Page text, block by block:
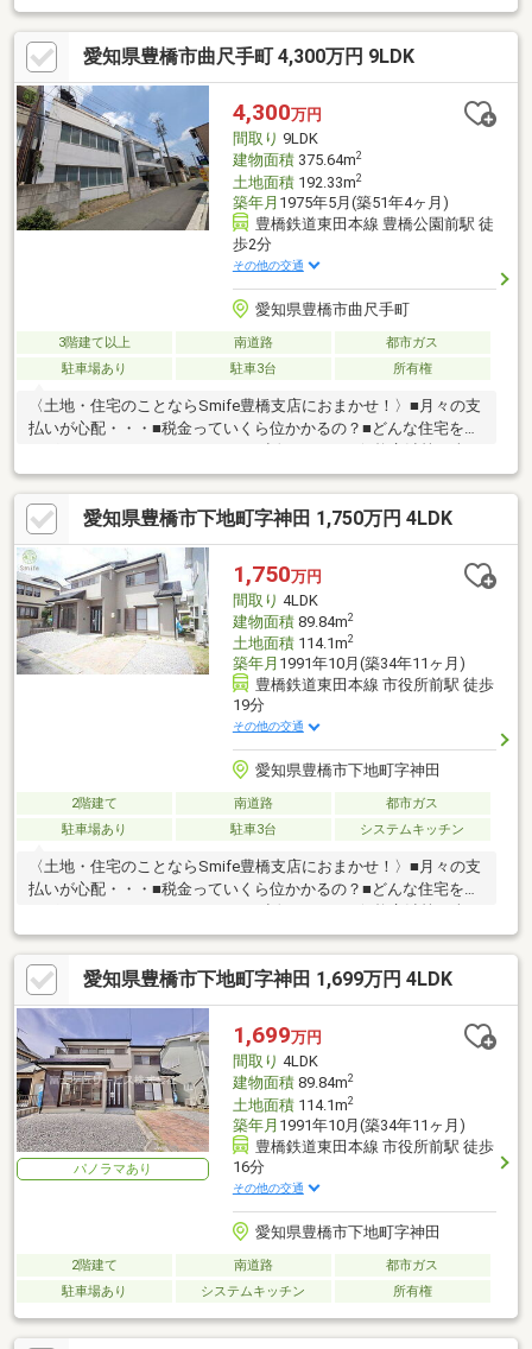
㎡※情報と現況が相違する場合は、現況優先とします。※司法書士
は売主の指定になります。※通学の区域に関しては自治体や教育
委員会等にご確認ください。
愛知県豊橋市曲尺手町 4,300万円 9LDK
4,300万円
間取り 9LDK
建物面積375.64m2
土地面積192.33m2
築年月 1975年5月(築51年4ヶ月)
豊橋鉄道東田本線 豊橋公園前駅 徒
歩2分
その他の交通
愛知県豊橋市曲尺手町
3階建て以上 南道路
都市ガス
駐車場あり
駐車3台 所有権
〈土地・住宅のことならSmife豊橋支店におまかせ！〉■月々の支
払いが心配・・・■税金っていくら位かかるの？■どんな住宅を選
め、何でもSmife豊橋支店にご相談ください！不安な住宅探し
を、しっかりとサポートいたします！！近隣に便利な施設盛りだ
くさん♪豊橋市曲尺手町に敷地約58坪 建物約113坪の広々9LDK
お車は4台駐車可能住宅兼事務所としてご利用できます。八町小学
校まで徒歩約7分(約550m)豊城中学校まで徒歩約13分(約990m)お
気軽にお問合せください。
愛知県豊橋市下地町字神田 1,750万円 4LDK
1,750万円
間取り 4LDK
建物面積89.84m2
土地面積114.1m2
築年月 1991年10月(築34年11ヶ月)
豊橋鉄道東田本線 市役所前駅 徒歩
19分
その他の交通
愛知県豊橋市下地町字神田
2階建て 南道路
都市ガス
駐車場あり
駐車3台 システムキッチン
〈土地・住宅のことならSmife豊橋支店におまかせ！〉■月々の支
払いが心配・・・■税金っていくら位かかるの？■どんな住宅を選
め、何でもSmife豊橋支店にご相談ください！不安な住宅探し
を、しっかりとサポートいたします！！近隣に便利な施設盛りだ
くさん♪4LDKの中古戸建です。2026/06 内装リフォーム完了予
定・キッチン 浴室 トイレ 洗面所・壁 フロアタイル貼り・
給湯器 建具2026/06 外装リフォーム完了予定※追加リフォーム
の相談も可能です。お気軽にお問合せください♪
愛知県豊橋市下地町字神田 1,699万円 4LDK
パノラマあり
1,699万円
間取り 4LDK
建物面積89.84m2
土地面積114.1m2
築年月 1991年10月(築34年11ヶ月)
豊橋鉄道東田本線 市役所前駅 徒歩
16分
その他の交通
愛知県豊橋市下地町字神田
2階建て 南道路
都市ガス
駐車場あり
システムキッチン 所有権